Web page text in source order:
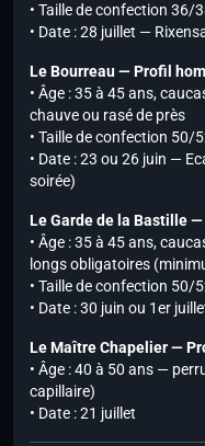
• Taille de confection
• Date : 28 juillet —
Le Bourreau — Profil
• Âge : 35 à 45 ans,
chauve ou rasé de près
• Taille de confection
• Date : 23 ou 26 juin —
soirée)
Le Garde de la Bastille
• Âge : 35 à 45 ans,
longs obligatoires
• Taille de confection
• Date : 30 juin ou 1er
Le Maître Chapelier —
• Âge : 40 à 50 ans —
capillaire)
• Date : 21 juillet